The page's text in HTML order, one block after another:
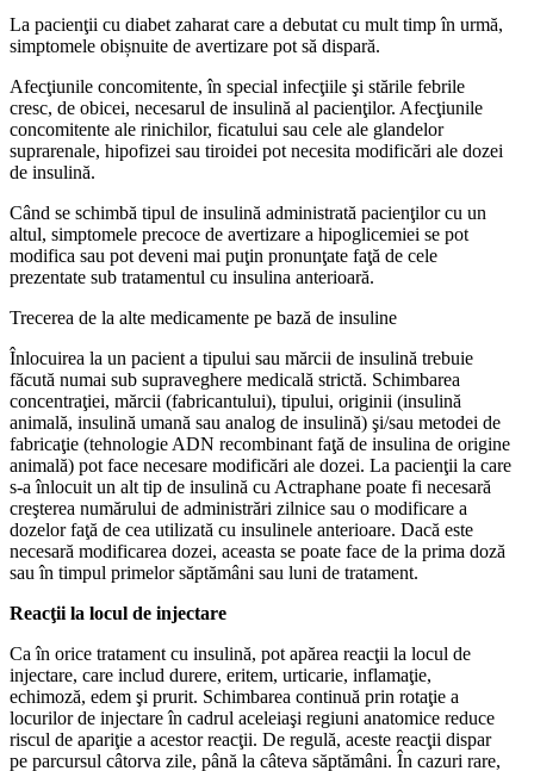
La pacienţii cu diabet zaharat care a debutat cu mult timp în urmă,
simptomele obișnuite de avertizare pot să dispară.
Afecţiunile concomitente, în special infecţiile şi stările febrile
cresc, de obicei, necesarul de insulină al pacienţilor. Afecţiunile
concomitente ale rinichilor, ficatului sau cele ale glandelor
suprarenale, hipofizei sau tiroidei pot necesita modificări ale dozei
de insulină.
Când se schimbă tipul de insulină administrată pacienţilor cu un
altul, simptomele precoce de avertizare a hipoglicemiei se pot
modifica sau pot deveni mai puţin pronunţate faţă de cele
prezentate sub tratamentul cu insulina anterioară.
Trecerea de la alte medicamente pe bază de insuline
Înlocuirea la un pacient a tipului sau mărcii de insulină trebuie
făcută numai sub supraveghere medicală strictă. Schimbarea
concentraţiei, mărcii (fabricantului), tipului, originii (insulină
animală, insulină umană sau analog de insulină) şi/sau metodei de
fabricaţie (tehnologie ADN recombinant faţă de insulina de origine
animală) pot face necesare modificări ale dozei. La pacienţii la care
s-a înlocuit un alt tip de insulină cu Actraphane poate fi necesară
creşterea numărului de administrări zilnice sau o modificare a
dozelor faţă de cea utilizată cu insulinele anterioare. Dacă este
necesară modificarea dozei, aceasta se poate face de la prima doză
sau în timpul primelor săptămâni sau luni de tratament.
Reacţii la locul de injectare
Ca în orice tratament cu insulină, pot apărea reacţii la locul de
injectare, care includ durere, eritem, urticarie, inflamaţie,
echimoză, edem şi prurit. Schimbarea continuă prin rotaţie a
locurilor de injectare în cadrul aceleiaşi regiuni anatomice reduce
riscul de apariţie a acestor reacţii. De regulă, aceste reacţii dispar
pe parcursul câtorva zile, până la câteva săptămâni. În cazuri rare,